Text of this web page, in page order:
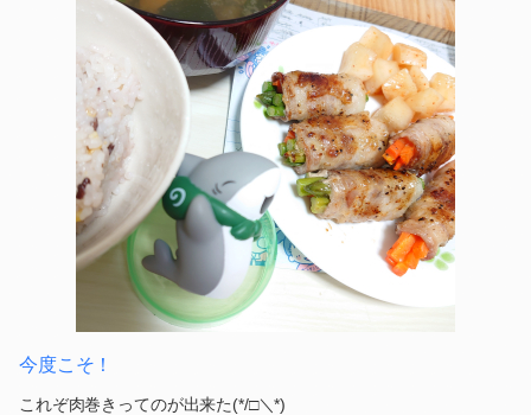
今度こそ！
これぞ肉巻きってのが出来た(*/□＼*)